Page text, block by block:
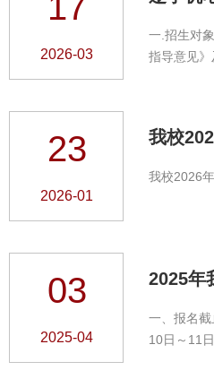
2026-03
一.招生对
指导意见
23
2026-01
我校
我校2026
03
2025-04
2025年
一、报名截止
10日～11